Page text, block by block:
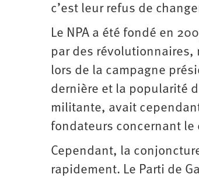
c’est leur refus de
Le NPA a été fondé en
par des
lors de la campagne
dernière et la popularité
militante, avait
fondateurs concernant le
Cependant, la
rapidement. Le Parti de